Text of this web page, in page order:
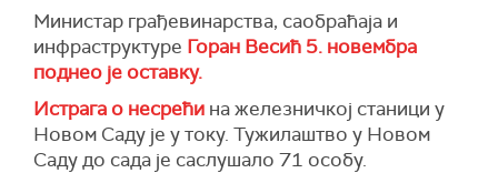
Министар грађевинарства, саобраћаја и
инфраструктуре Горан Весић 5. новембра
поднео је оставку.
Истрага о несрећи на железничкој станици у
Новом Саду је у току. Тужилаштво у Новом
Саду до сада је саслушало 71 особу.